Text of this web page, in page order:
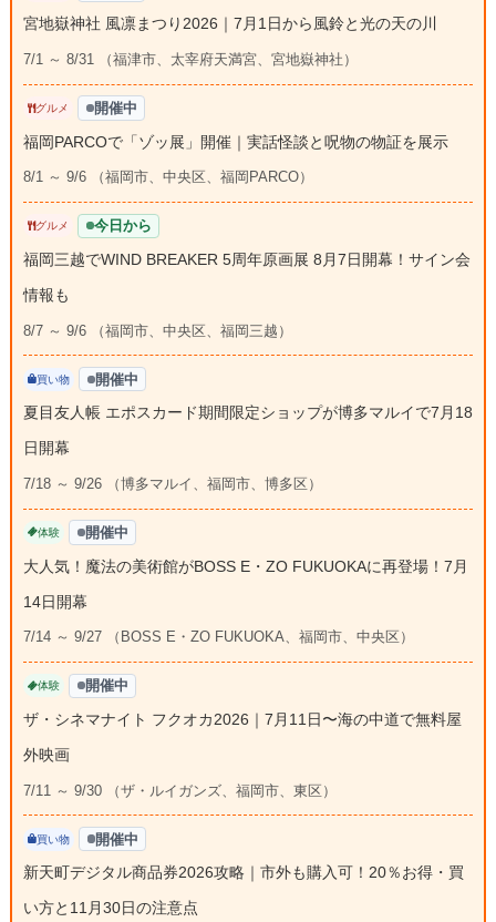
宮地嶽神社 風凛まつり2026｜7月1日から風鈴と光の天の川
7/1 ～ 8/31 （福津市、太宰府天満宮、宮地嶽神社）
グルメ 開催中
福岡PARCOで「ゾッ展」開催｜実話怪談と呪物の物証を展示
8/1 ～ 9/6 （福岡市、中央区、福岡PARCO）
グルメ 今日から
福岡三越でWIND BREAKER 5周年原画展 8月7日開幕！サイン会
情報も
8/7 ～ 9/6 （福岡市、中央区、福岡三越）
買い物 開催中
夏目友人帳 エポスカード期間限定ショップが博多マルイで7月18
日開幕
7/18 ～ 9/26 （博多マルイ、福岡市、博多区）
体験 開催中
大人気！魔法の美術館がBOSS E・ZO FUKUOKAに再登場！7月
14日開幕
7/14 ～ 9/27 （BOSS E・ZO FUKUOKA、福岡市、中央区）
体験 開催中
ザ・シネマナイト フクオカ2026｜7月11日〜海の中道で無料屋
外映画
7/11 ～ 9/30 （ザ・ルイガンズ、福岡市、東区）
買い物 開催中
新天町デジタル商品券2026攻略｜市外も購入可！20％お得・買
い方と11月30日の注意点